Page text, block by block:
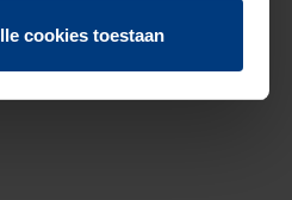
cookies toestaan